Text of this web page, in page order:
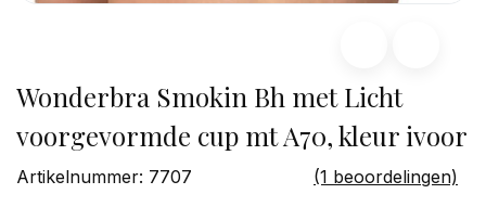
Wonderbra Smokin Bh met Licht
voorgevormde cup mt A70, kleur ivoor
Artikelnummer: 7707
(1 beoordelingen)